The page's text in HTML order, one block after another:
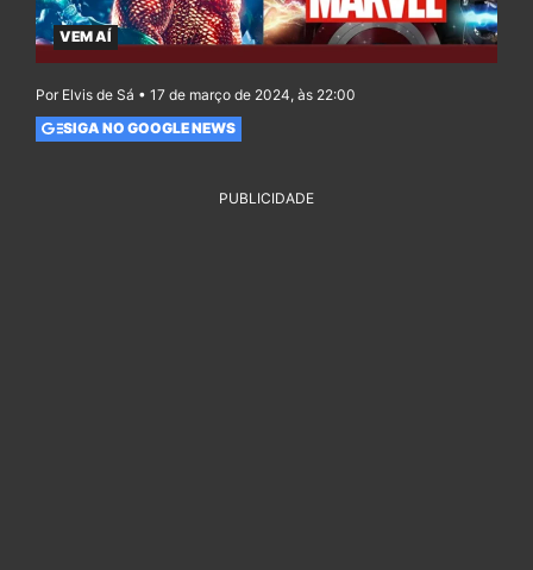
VEM AÍ
Por Elvis de Sá • 17 de março de 2024, às 22:00
SIGA NO GOOGLE NEWS
PUBLICIDADE